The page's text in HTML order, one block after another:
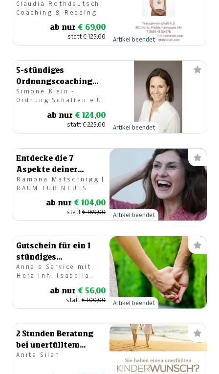
125,--
Claudia Rothdeutsch
Coaching & Reading
ab nur € 69,00
statt€ 125,00 Artikel beendet
5-stündiges
Ordnungscoaching
bei Dir zuhause
Simone Klein -
Ordnung Schaffen e.U.
ab nur € 124,00
statt€ 225,00 Artikel beendet
Entdecke die 7
Aspekte deiner
Weiblichkeit
Ramona Matschnigg |
RAUM FÜR NEUES
ab nur € 104,00
statt€ 189,00 Artikel beendet
Gutschein für ein 1
stündiges
Beratungsgespräch
Anna's Service mit
Herz Inh. Isabella
ab nur € 56,00
statt€ 100,00 Artikel beendet
2 Stunden Beratung
bei unerfülltem
Kinderwunsch
Anita Silan